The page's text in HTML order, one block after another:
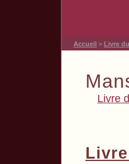
Accueil > Livre
Livre